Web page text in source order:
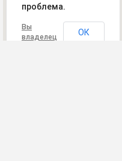
проблема.
Вы
владелец
ОК